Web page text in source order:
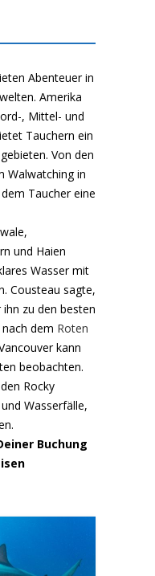
Abenteuer in
Amerika
, Mittel- und
Tauchern ein
Von den
Walwatching in
Taucher eine
und Haien
Wasser mit
Cousteau sagte,
zu den besten
dem Roten
kann
beobachten.
Rocky
Wasserfälle,
Buchung